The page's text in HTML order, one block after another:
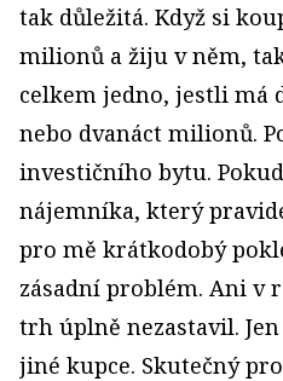
tak důležitá. Když si
milionů a žiju v něm,
celkem jedno, jestli má
nebo dvanáct milionů.
investičního bytu.
nájemníka, který
pro mě krátkodobý
zásadní problém. Ani v
trh úplně nezastavil.
jiné kupce. Skutečný